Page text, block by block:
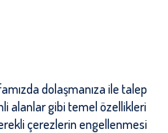
dolaşmanıza ile talep
alanlar gibi temel özellikleri
çerezlerin engellenmesi